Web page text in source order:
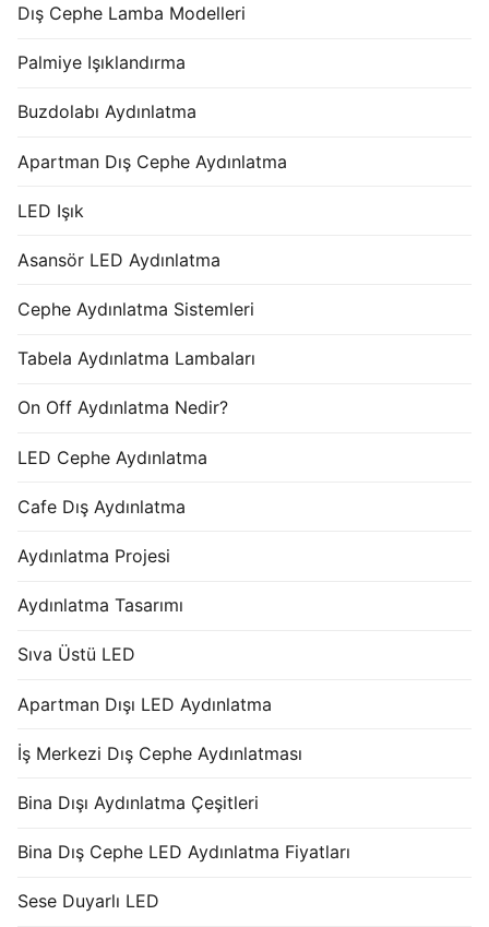
Dış Cephe Lamba Modelleri
Palmiye Işıklandırma
Buzdolabı Aydınlatma
Apartman Dış Cephe Aydınlatma
LED Işık
Asansör LED Aydınlatma
Cephe Aydınlatma Sistemleri
Tabela Aydınlatma Lambaları
On Off Aydınlatma Nedir?
LED Cephe Aydınlatma
Cafe Dış Aydınlatma
Aydınlatma Projesi
Aydınlatma Tasarımı
Sıva Üstü LED
Apartman Dışı LED Aydınlatma
İş Merkezi Dış Cephe Aydınlatması
Bina Dışı Aydınlatma Çeşitleri
Bina Dış Cephe LED Aydınlatma Fiyatları
Sese Duyarlı LED